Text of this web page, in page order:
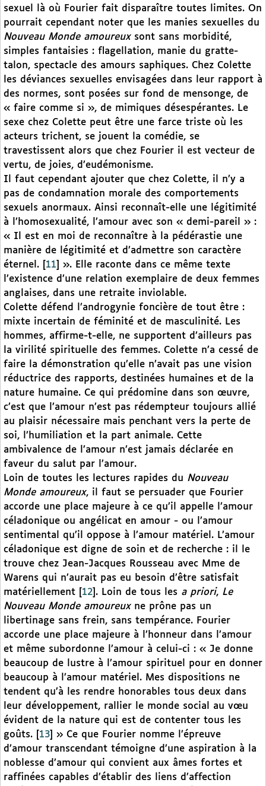
sexuel là où Fourier fait disparaître toutes limites. On
pourrait cependant noter que les manies sexuelles du
Nouveau Monde amoureuxsont sans morbidité,
simples fantaisies : flagellation, manie du gratte-
talon, spectacle des amours saphiques. Chez Colette
les déviances sexuelles envisagées dans leur rapport à
des normes, sont posées sur fond de mensonge, de
« faire comme si », de mimiques désespérantes. Le
sexe chez Colette peut être une farce triste où les
acteurs trichent, se jouent la comédie, se
travestissent alors que chez Fourier il est vecteur de
vertu, de joies, d’eudémonisme.
Il faut cependant ajouter que chez Colette, il n’y a
pas de condamnation morale des comportements
sexuels anormaux. Ainsi reconnaît-elle une légitimité
à l’homosexualité, l’amour avec son « demi-pareil » :
« Il est en moi de reconnaître à la pédérastie une
manière de légitimité et d’admettre son caractère
éternel.
11
». Elle raconte dans ce même texte
l’existence d’une relation exemplaire de deux femmes
anglaises, dans une retraite inviolable.
Colette défend l’androgynie foncière de tout être :
mixte incertain de féminité et de masculinité. Les
hommes, affirme-t-elle, ne supportent d’ailleurs pas
la virilité spirituelle des femmes. Colette n’a cessé de
faire la démonstration qu’elle n’avait pas une vision
réductrice des rapports, destinées humaines et de la
nature humaine. Ce qui prédomine dans son œuvre,
c’est que l’amour n’est pas rédempteur toujours allié
au plaisir nécessaire mais penchant vers la perte de
soi, l’humiliation et la part animale. Cette
ambivalence de l’amour n’est jamais déclarée en
faveur du salut par l’amour.
Loin de toutes les lectures rapides du Nouveau
Monde amoureux, il faut se persuader que Fourier
accorde une place majeure à ce qu’il appelle l’amour
céladonique ou angélicat en amour - ou l’amour
sentimental qu’il oppose à l’amour matériel. L’amour
céladonique est digne de soin et de recherche : il le
trouve chez Jean-Jacques Rousseau avec Mme de
Warens qui n’aurait pas eu besoin d’être satisfait
matériellement
12 . Loin de tous les a priori, Le
Nouveau Monde amoureuxne prône pas un
libertinage sans frein, sans tempérance. Fourier
accorde une place majeure à l’honneur dans l’amour
et même subordonne l’amour à celui-ci : « Je donne
beaucoup de lustre à l’amour spirituel pour en donner
beaucoup à l’amour matériel. Mes dispositions ne
tendent qu’à les rendre honorables tous deux dans
leur développement, rallier le monde social au vœu
évident de la nature qui est de contenter tous les
goûts.
13
» Ce que Fourier nomme l’épreuve
d’amour transcendant témoigne d’une aspiration à la
noblesse d’amour qui convient aux âmes fortes et
raffinées capables d’établir des liens d’affection